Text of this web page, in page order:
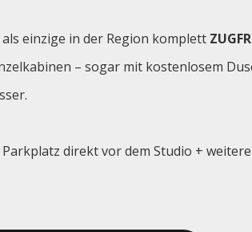
als einzige in der Region komplett
– sogar mit kostenlosem
direkt vor dem Studio +